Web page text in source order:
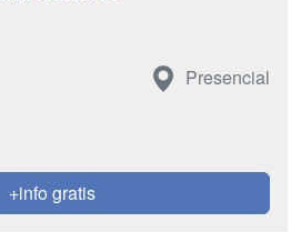
Presencial
+info gratis